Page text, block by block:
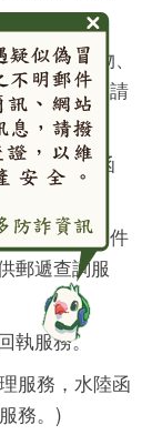
簡、印刷物、
、尺寸限制請
件、水陸函
分為平常函件
郵遞查詢服
執服務。
服務，水陸函
務。)